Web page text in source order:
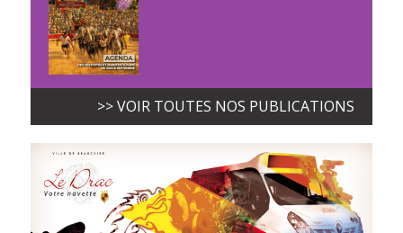
>> VOIR TOUTES NOS PUBLICATIONS